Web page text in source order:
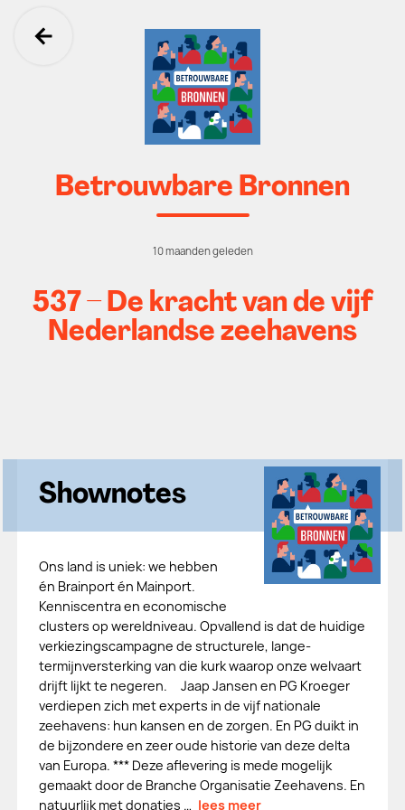
Ga terug
Betrouwbare Bronnen
10 maanden geleden
537 – De kracht van de vijf
Nederlandse zeehavens
Shownotes
Ons land is uniek: we hebben
én Brainport én Mainport.
Kenniscentra en economische
clusters op wereldniveau. Opvallend is dat de huidige
verkiezingscampagne de structurele, lange-
termijnversterking van die kurk waarop onze welvaart
drijft lijkt te negeren. Jaap Jansen en PG Kroeger
verdiepen zich met experts in de vijf nationale
zeehavens: hun kansen en de zorgen. En PG duikt in
de bijzondere en zeer oude historie van deze delta
van Europa. *** Deze aflevering is mede mogelijk
gemaakt door de Branche Organisatie Zeehavens. En
natuurlijk met donaties … lees meer